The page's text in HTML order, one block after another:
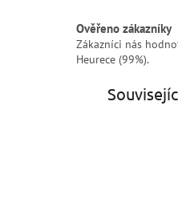
Ověřeno zákazníky
Zákazníci nás
Heurece (99%).